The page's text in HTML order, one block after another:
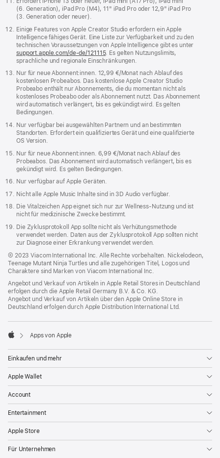
(6. Gene­ra­tion), iPad Pro (M4), 11" iPad Pro oder 12,9" iPad Pro
(3. Gene­ra­tion oder neuer).
Einige Features von Apple Creator Studio erfordern ein Apple
Intelligence fähiges Gerät. Eine Liste zur Verfügbarkeit und zu den
technischen Voraussetzungen von Apple Intelligence gibt es unter
support.apple.com/de-de/121115. Es gelten Nutzungs­limits,
sprachliche und regionale Einschränkungen.
Nur für neue Abonnent:innen. 12,99 €/Monat nach Ablauf des
kostenlosen Probeabos. Das kostenlose Apple Creator Studio
Probeabo enthält nur Abonnements, die du momentan nicht als
kostenloses Probeabo oder als Abonnement nutzt. Das Abonnement
wird automatisch verlängert, bis es gekündigt wird. Es gelten
Bedingungen.
Nur verfügbar bei ausgewählten Partnern und an bestimmten
Standorten. Erfordert ein qualifiziertes Gerät und eine qualifizierte
OS Version.
Nur für neue Abonnent:innen. 6,99 €/Monat nach Ablauf des
Probeabos. Das Abonnement wird automatisch verlängert, bis es
gekündigt wird. Es gelten Bedingungen.
Nur verfügbar auf Apple Geräten.
Nicht alle Apple Music Inhalte sind in 3D Audio verfügbar.
Die Vitalzeichen App eignet sich nur zur Wellness-Nutzung und ist
nicht für medi­zinische Zwecke bestimmt.
Die Zyklusprotokoll App sollte nicht als Verhütungsmethode
verwendet werden. Daten aus der Zyklusprotokoll App sollten nicht
zur Diagnose einer Erkrankung verwendet werden.
© 2023 Viacom International Inc. Alle Rechte vorbehalten. Nickelodeon,
Teenage Mutant Ninja Turtles und alle zugehörigen Titel, Logos und
Charaktere sind Marken von Viacom International Inc.
Angebot und Verkauf von Artikeln in Apple Retail Stores in Deutschland
erfolgen durch die Apple Retail Germany B.V. & Co. KG.
Angebot und Verkauf von Artikeln über den Apple Online Store in
Deutschland erfolgen durch Apple Distribution International Ltd.

Apps von Apple
Einkaufen und mehr
Apple Wallet
Account
Entertainment
Apple Store
Für Unternehmen